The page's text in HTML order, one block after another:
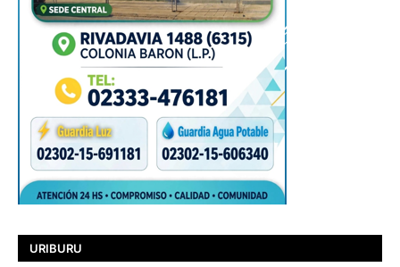
URIBURU